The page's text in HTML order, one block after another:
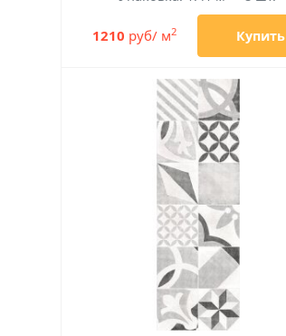
1210 руб/ м2 Купить